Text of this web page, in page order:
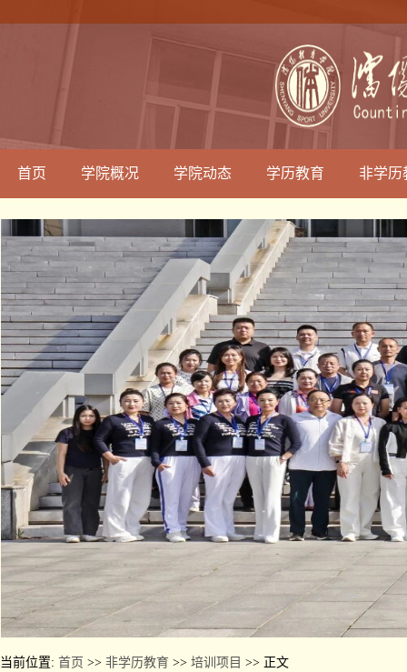
首页 学院概况 学院动态 学历教育 非学历
当前位置: 首页 >> 非学历教育 >> 培训项目 >> 正文